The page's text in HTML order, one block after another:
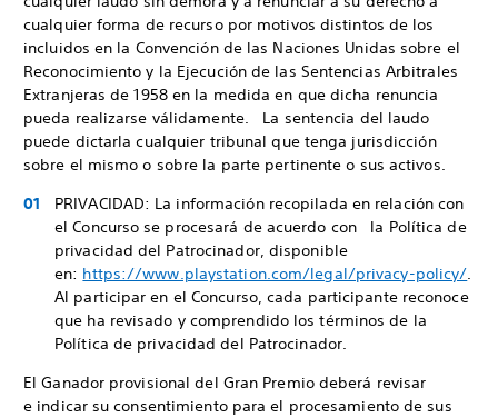
cualquier forma de recurso por motivos distintos de los
incluidos en la Convención de las Naciones Unidas sobre el
Reconocimiento y la Ejecución de las Sentencias Arbitrales
Extranjeras de 1958 en la medida en que dicha renuncia
pueda realizarse válidamente. La sentencia del laudo
puede dictarla cualquier tribunal que tenga jurisdicción
sobre el mismo o sobre la parte pertinente o sus activos.
PRIVACIDAD: La información recopilada en relación con
el Concurso se procesará de acuerdo con la Política de
privacidad del Patrocinador, disponible
en: https://www.playstation.com/legal/privacy-policy/.
Al participar en el Concurso, cada participante reconoce
que ha revisado y comprendido los términos de la
Política de privacidad del Patrocinador.
El Ganador provisional del Gran Premio deberá revisar
e indicar su consentimiento para el procesamiento de sus